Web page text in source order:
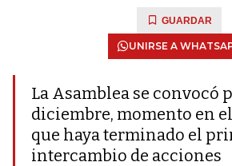
GUARDAR
UNIRSE A
La Asamblea se convocó
diciembre, momento en
que haya terminado el
intercambio de acciones